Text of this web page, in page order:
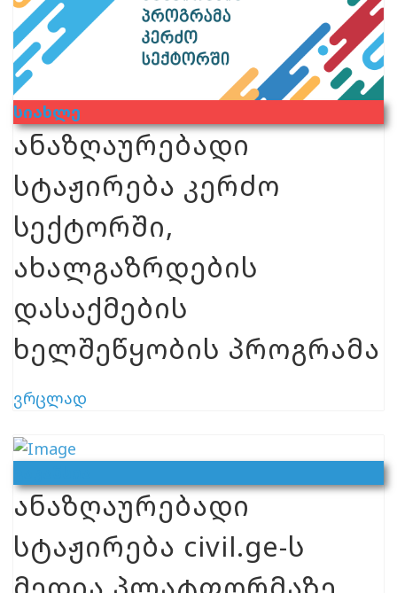
Სიახლე
ანაზღაურებადი
სტაჟირება კერძო
სექტორში,
ახალგაზრდების
დასაქმების
ხელშეწყობის პროგრამა
ვრცლად
ანაზღაურებადი
სტაჟირება civil.ge-ს